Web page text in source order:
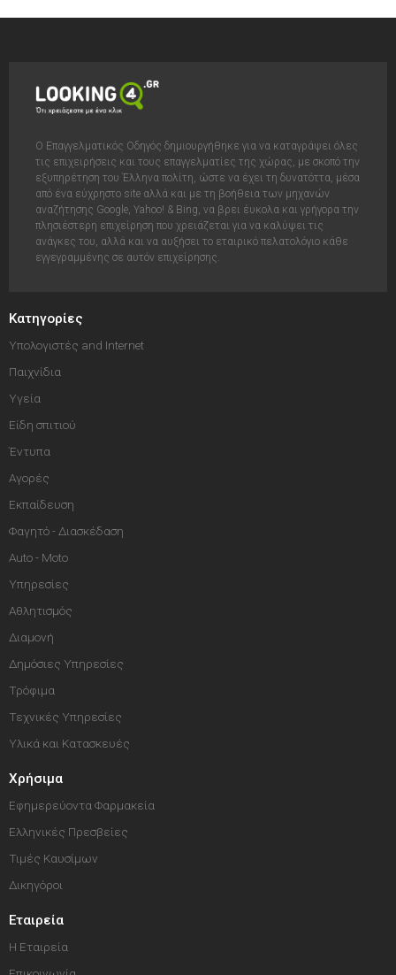
Ο Επαγγελματικός Οδηγός δημιουργήθηκε για να καταγράψει όλες
τις επιχειρήσεις και τους επαγγελματίες της χώρας, με σκοπό την
εξυπηρέτηση του Έλληνα πολίτη, ώστε να έχει τη δυνατόττα, μέσα
από ένα εύχρηστο site αλλά και με τη βοήθεια των μηχανών
αναζήτησης Google, Yahoo! & Bing, να βρει έυκολα και γρήγορα την
πλησιέστερη επιχείρηση που χρειάζεται για να καλύψει τις
ανάγκες του, αλλά και να αυξήσει το εταιρικό πελατολόγιο κάθε
εγγεγραμμένης σε αυτόν επιχείρησης.
Κατηγορίες
Υπολογιστές and Internet
Παιχνίδια
Υγεία
Είδη σπιτιού
Έντυπα
Αγορές
Εκπαίδευση
Φαγητό - Διασκέδαση
Auto - Moto
Υπηρεσίες
Αθλητισμός
Διαμονή
Δημόσιες Υπηρεσίες
Τρόφιμα
Τεχνικές Υπηρεσίες
Υλικά και Κατασκευές
Χρήσιμα
Εφημερεύοντα Φαρμακεία
Ελληνικές Πρεσβείες
Τιμές Καυσίμων
Δικηγόροι
Εταιρεία
Η Εταιρεία